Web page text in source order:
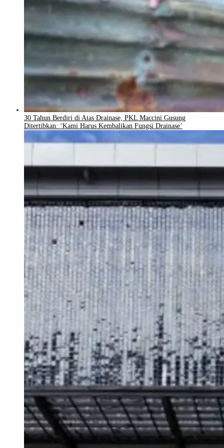
30 Tahun Berdiri di Atas Drainase, PKL Maccini Gusung
Ditertibkan: ‘Kami Harus Kembalikan Fungsi Drainase’